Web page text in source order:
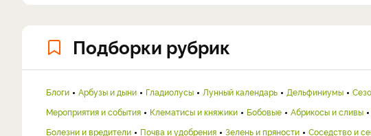
Подборки рубрик
Блоги Арбузы и дыни Гладиолусы Лунный календарь Дельфиниумы
Мероприятия и события
Клематисы и княжики Бобовые Абрикосы и сливы
Болезни и вредители
Почва и удобрения Зелень и пряности Соседство и